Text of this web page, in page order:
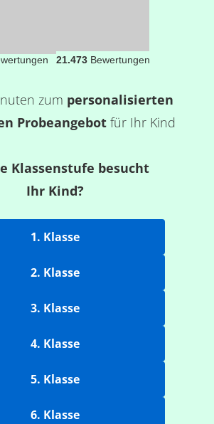
21.473Bewertungen
zum personalisierten
Probeangebotfür Ihr Kind
Klassenstufe besucht
Ihr Kind?
1. Klasse
2. Klasse
3. Klasse
4. Klasse
5. Klasse
6. Klasse